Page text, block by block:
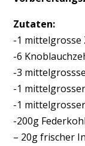
Zutaten:
-1 mittelgrosse
-6
-3
-1
-1
-200g Federkohl
– 20g frischer